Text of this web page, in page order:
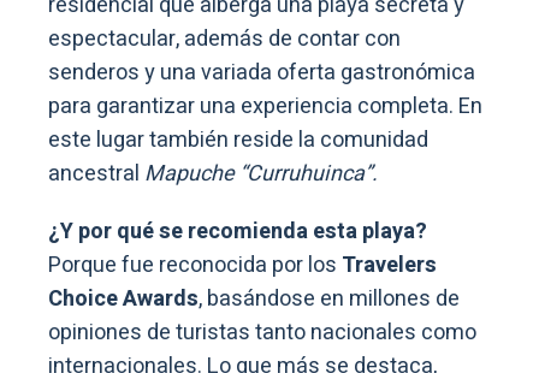
espectacular, además de contar con
senderos y una variada oferta gastronómica
para garantizar una experiencia completa. En
este lugar también reside la comunidad
ancestral Mapuche “Curruhuinca”.
¿Y por qué se recomienda esta playa?
Porque fue reconocida por los Travelers
Choice Awards, basándose en millones de
opiniones de turistas tanto nacionales como
internacionales. Lo que más se destaca,